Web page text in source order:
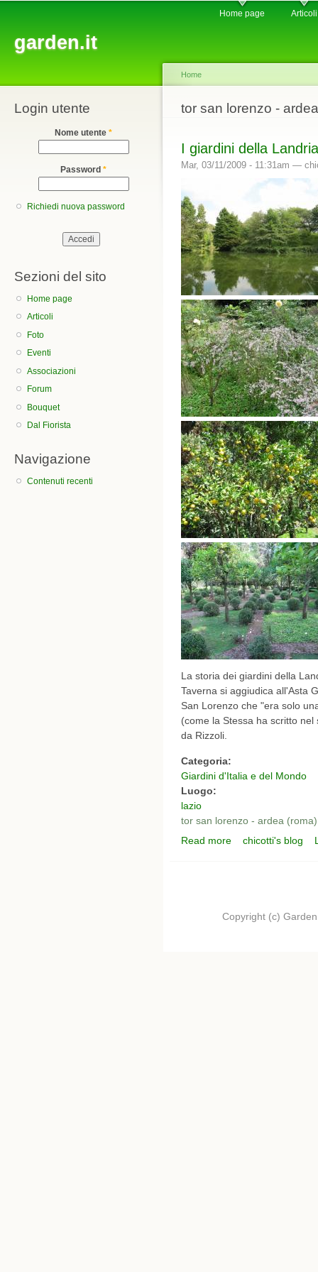
garden.it
Home page Articoli
Login utente
Nome utente *
Password *
Richiedi nuova password
Sezioni del sito
Home page
Articoli
Foto
Eventi
Associazioni
Forum
Bouquet
Dal Fiorista
Navigazione
Contenuti recenti
You are here
Home
tor san lorenzo -
I giardini della
Mar, 03/11/2009 - 11:31am —
La storia dei giardini della
Taverna si aggiudica all'Asta
San Lorenzo che "era solo
(come la Stessa ha scritto
da Rizzoli.
Categoria:
Giardini d'Italia e del Mondo
Luogo:
lazio
tor san lorenzo - ardea (roma)
Read more about I giardini della
chicotti's blog
Copyright (c)